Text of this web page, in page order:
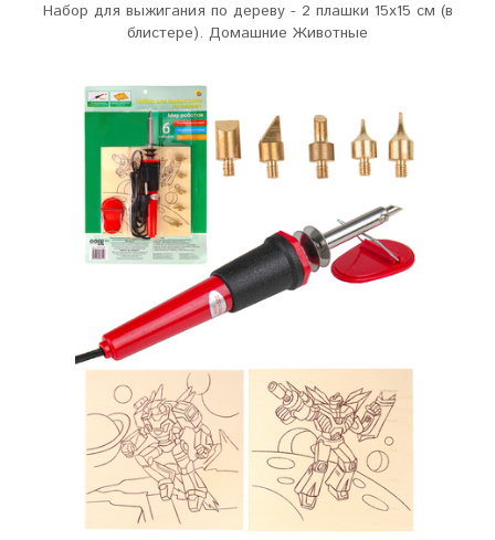
Набор для выжигания по дереву - 2 плашки 15х15 см (в
блистере). Домашние Животные